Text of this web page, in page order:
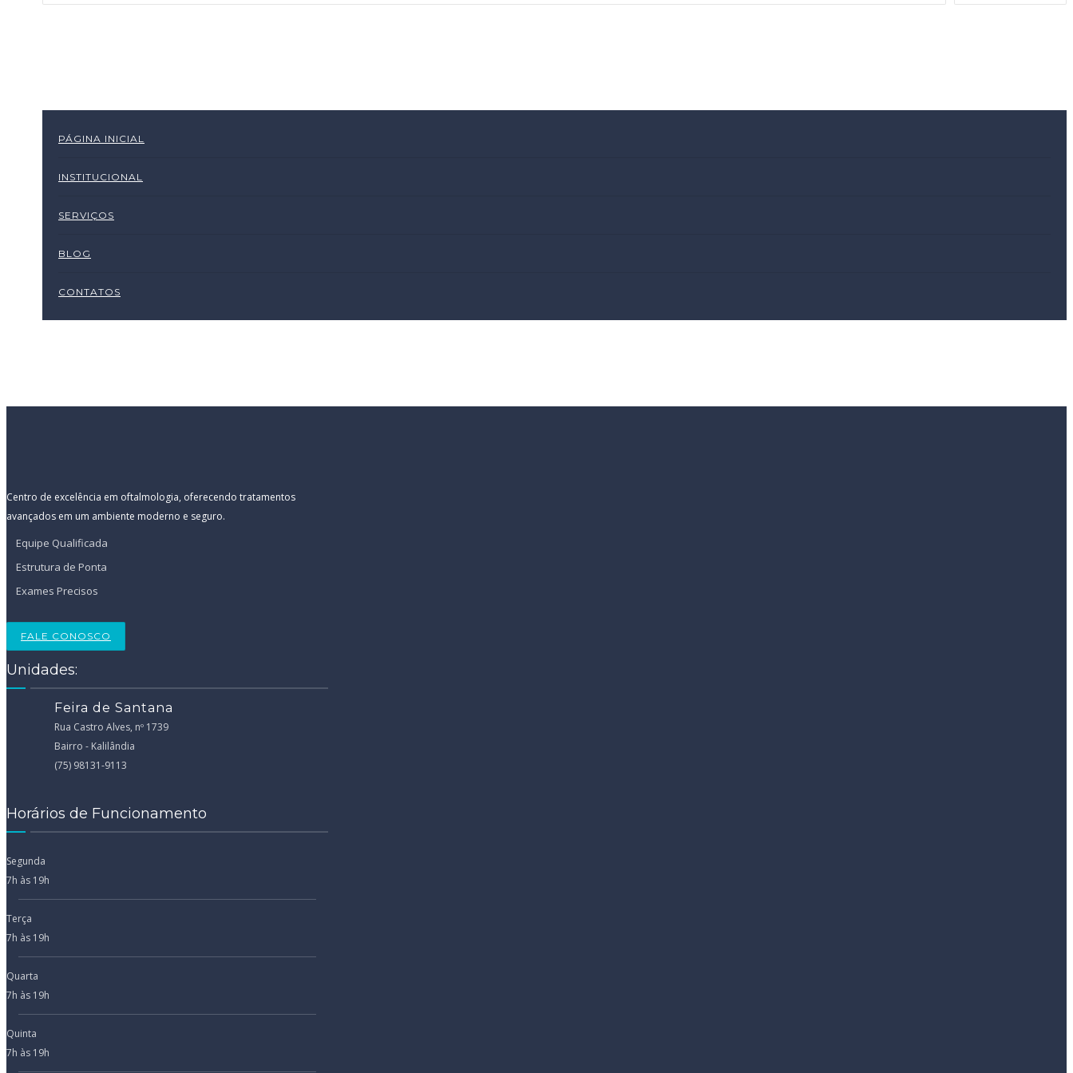
PÁGINA INICIAL
INSTITUCIONAL
SERVIÇOS
BLOG
CONTATOS
Centro de excelência em oftalmologia, oferecendo tratamentos
avançados em um ambiente moderno e seguro.
Equipe Qualificada
Estrutura de Ponta
Exames Precisos
FALE CONOSCO
Unidades:
Feira de Santana
Rua Castro Alves, nº 1739
Bairro - Kalilândia
(75) 98131-9113
Horários de Funcionamento
Segunda
7h às 19h
Terça
7h às 19h
Quarta
7h às 19h
Quinta
7h às 19h